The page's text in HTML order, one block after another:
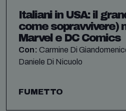
Italiani in USA: il
come sopravvivere)
Marvel e DC Comics
Con: Carmine Di
Daniele Di Nicuolo
FUMETTO